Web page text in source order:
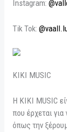
Instagram:
Tik Tok:
KIKI MUSIC
H KIKI MUSIC
που έρχεται
όπως την